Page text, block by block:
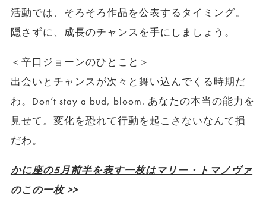
活動では、そろそろ作品を公表するタイミング。
隠さずに、成長のチャンスを手にしましょう。
＜辛口ジョーンのひとこと＞
出会いとチャンスが次々と舞い込んでくる時期だ
わ。Don’t stay a bud, bloom. あなたの本当の能力を
見せて。変化を恐れて行動を起こさないなんて損
だわ。
かに座の5月前半を表す一枚はマリー・トマノヴァ
のこの一枚 >>